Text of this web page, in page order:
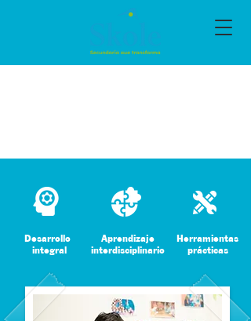
Desarrollo
integral
Aprendizaje
interdisciplinario
Herramientas
prácticas